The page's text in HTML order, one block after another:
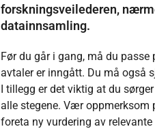
forskningsveilederen,
datainnsamling.
Før du går i gang, må du
avtaler er inngått. Du må også
I tillegg er det viktig at du
alle stegene. Vær oppmerksom
foreta ny vurdering av